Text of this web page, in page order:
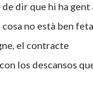
dir que hi ha gent
no està ben feta
el contracte
los descansos